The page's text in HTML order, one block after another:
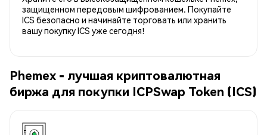
защищенном передовым шифрованием. Покупайте
ICS безопасно и начинайте торговать или хранить
вашу покупку ICS уже сегодня!
Phemex - лучшая криптовалютная
биржа для покупки ICPSwap Token (ICS)